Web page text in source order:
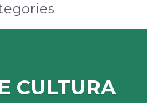
CULTURA